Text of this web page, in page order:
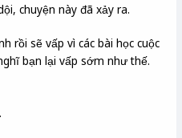
chuyện này đã xảy ra.
rồi sẽ vấp vì các bài học cuộc
bạn lại vấp sớm như thế.